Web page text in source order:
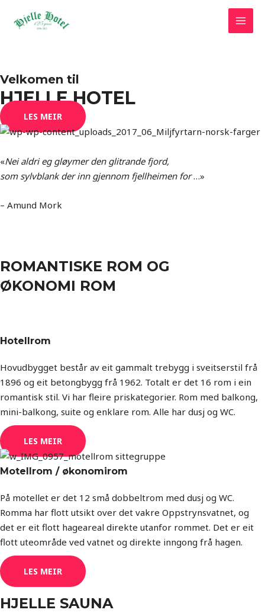
rett
Velkomen til
HJELLE HOTEL
LES MEIR
«Nei aldri eg gløymer den glitrande fjord,
som sylvblank der inn gjennom fjellheimen for…»
– Amund Mork
ROMANTISKE ROM OG
ØKONOMI ROM
Hotellrom
Hovudbygget består av eit gammalt trebygg i sveitserstil frå
1896 og eit betongbygg frå 1962. Totalt er det 16 rom i ein
romantisk stil. Vi har fleire priskategorier. Rom med balkong,
mini-balkong, suite og enklare rom. Alle har dusj og WC.
LES MEIR
Motellrom / økonomirom
På motellet er det 12 små dobbeltrom med dusj og WC.
Romma har flott utsikt over det vakre Oppstrynsvatnet, og
det er eit flott hageareal direkte utanfor rommet. Det er eit
flott uteområde ved vatnet og direkte inngong frå hagen.
LES MEIR
HJELLE SAUNA